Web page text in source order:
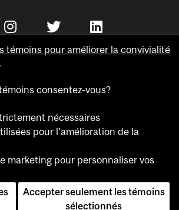
Accessibilité
Confidentialité
Avis sur les témoins
Pour nous joindre
témoins pour améliorer la convivialité
consentez-vous?
nécessaires
pour l'amélioration de la
marketing pour personnaliser vos
Accepter seulement les témoins
sélectionnés